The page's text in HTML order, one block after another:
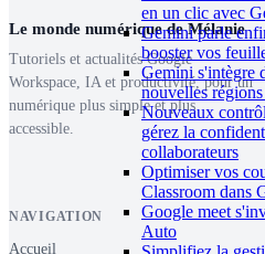
en un clic avec
Gemini parle
booster vos
Gemini s'intègre
nouvelles
Nouveaux
gérez la
collaborateurs
Optimiser vos
Classroom dans
Google meet
Auto
Le monde numérique de Mélanie
Tutoriels et actualités Google
Workspace, IA et productivité, pour un
numérique plus simple et plus
accessible.
NAVIGATION
Accueil